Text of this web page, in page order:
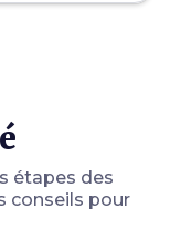
étapes des
conseils pour